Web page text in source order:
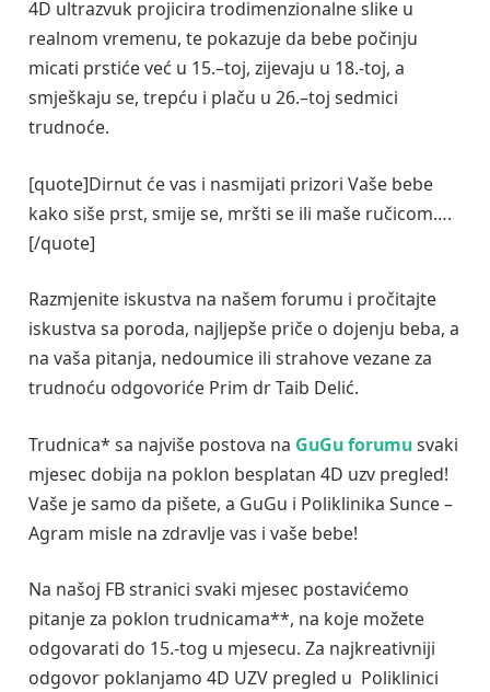
4D ultrazvuk projicira trodimenzionalne slike u
realnom vremenu, te pokazuje da bebe počinju
micati prstiće već u 15.–toj, zijevaju u 18.-toj, a
smješkaju se, trepću i plaču u 26.–toj sedmici
trudnoće.
[quote]Dirnut će vas i nasmijati prizori Vaše bebe
kako siše prst, smije se, mršti se ili maše ručicom….
[/quote]
Razmjenite iskustva na našem forumu i pročitajte
iskustva sa poroda, najljepše priče o dojenju beba, a
na vaša pitanja, nedoumice ili strahove vezane za
trudnoću odgovoriće Prim dr Taib Delić.
Trudnica* sa najviše postova na GuGu forumusvaki
mjesec dobija na poklon besplatan 4D uzv pregled!
Vaše je samo da pišete, a GuGu i Poliklinika Sunce –
Agram misle na zdravlje vas i vaše bebe!
Na našoj FB stranici svaki mjesec postavićemo
pitanje za poklon trudnicama**, na koje možete
odgovarati do 15.-tog u mjesecu. Za najkreativniji
odgovor poklanjamo 4D UZV pregled u Poliklinici